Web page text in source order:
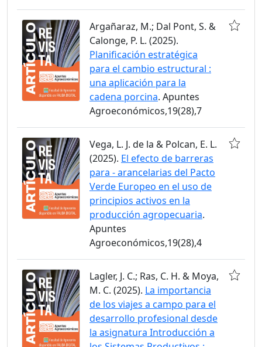
Argañaraz, M.; Dal Pont, S. &
Calonge, P. L. (2025).
Planificación estratégica
para el cambio estructural :
una aplicación para la
cadena porcina. Apuntes
Agroeconómicos,19(28),7
Vega, L. J. de la & Polcan, E. L.
(2025). El efecto de barreras
para - arancelarias del Pacto
Verde Europeo en el uso de
principios activos en la
producción agropecuaria.
Apuntes
Agroeconómicos,19(28),4
Lagler, J. C.; Ras, C. H. & Moya,
M. C. (2025). La importancia
de los viajes a campo para el
desarrollo profesional desde
la asignatura Introducción a